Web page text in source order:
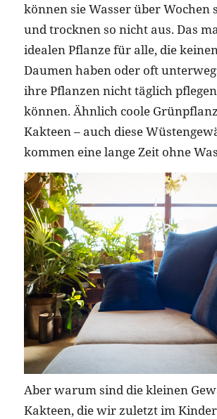
können sie Wasser über Wochen
und trocknen so nicht aus. Das
idealen Pflanze für alle, die
Daumen haben oder oft
ihre Pflanzen nicht täglich
können. Ähnlich coole
Kakteen – auch diese
kommen eine lange Zeit ohne
Aber warum sind die kleinen
Kakteen, die wir zuletzt im